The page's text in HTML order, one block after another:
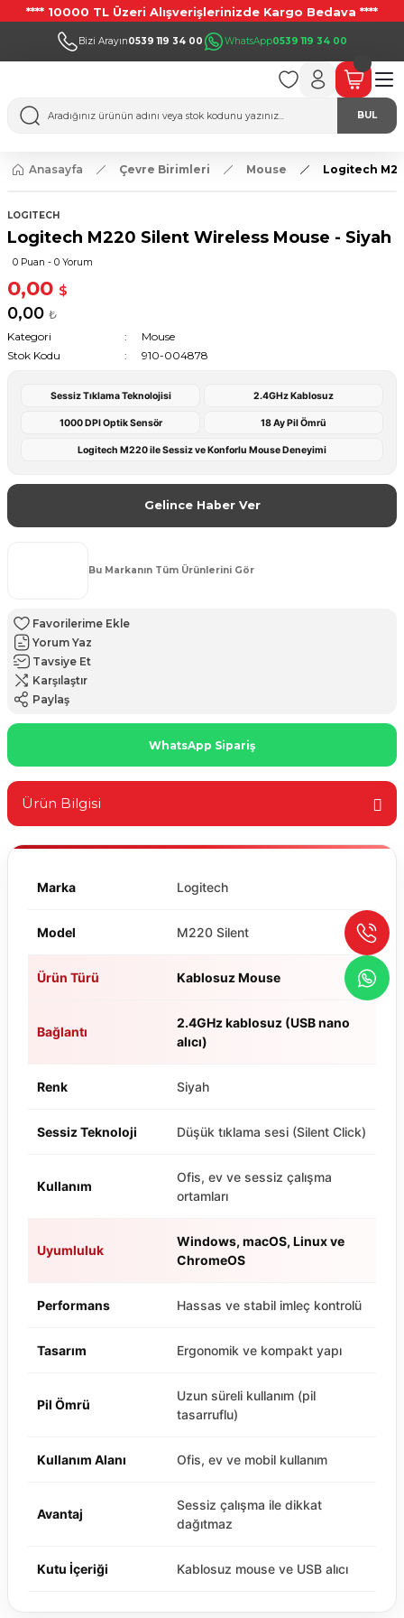
**** 10000 TL Üzeri Alışverişlerinizde Kargo Bedava ****
Bizi Arayın0539 119 34 00 WhatsApp0539 119 34 00
BUL
Anasayfa Çevre Birimleri Mouse Logitech
LOGITECH
Logitech M220 Silent Wireless Mouse - Siyah
0 Puan - 0 Yorum
0,00 $
0,00 ₺
Kategori
Mouse
Stok Kodu
910-004878
Sessiz Tıklama Teknolojisi 2.4GHz Kablosuz
1000 DPI Optik Sensör 18 Ay Pil Ömrü
Logitech M220 ile Sessiz ve Konforlu Mouse Deneyimi
Gelince Haber Ver
Bu Markanın Tüm Ürünlerini Gör
Yorum Yaz
Tavsiye Et
Karşılaştır
Paylaş
WhatsApp Sipariş
Ürün Bilgisi
Marka Logitech
Model M220 Silent
Ürün Türü Kablosuz Mouse
Bağlantı
2.4GHz kablosuz (USB nano
alıcı)
Renk Siyah
Sessiz Teknoloji Düşük tıklama sesi (Silent Click)
Kullanım
Ofis, ev ve sessiz çalışma
ortamları
Uyumluluk
Windows, macOS, Linux ve
ChromeOS
Performans Hassas ve stabil imleç kontrolü
Tasarım Ergonomik ve kompakt yapı
Pil Ömrü
Uzun süreli kullanım (pil
tasarruflu)
Kullanım Alanı Ofis, ev ve mobil kullanım
Avantaj
Sessiz çalışma ile dikkat
dağıtmaz
Kutu İçeriği Kablosuz mouse ve USB alıcı